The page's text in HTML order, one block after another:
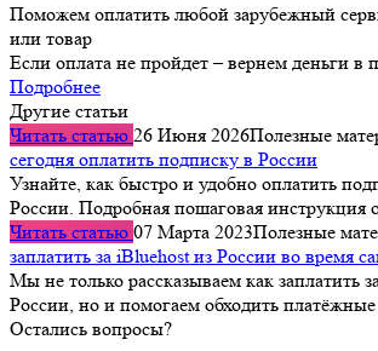
Поможем оплатить любой зарубежный
или товар
Если оплата не пройдет – вернем деньги в
Подробнее
Другие статьи
Читать статью 26 Июня 2026Полезные
сегодня оплатить подписку в России
Узнайте, как быстро и удобно оплатить
России. Подробная пошаговая инструкция
Читать статью 07 Марта 2023Полезные
заплатить за iBluehost из России во время
Мы не только рассказываем как заплатить
России, но и помогаем обходить
Остались вопросы?